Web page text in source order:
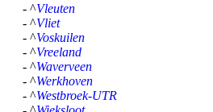
- ^Vleuten
- ^Vliet
- ^Voskuilen
- ^Vreeland
- ^Waverveen
- ^Werkhoven
- ^Westbroek-UTR